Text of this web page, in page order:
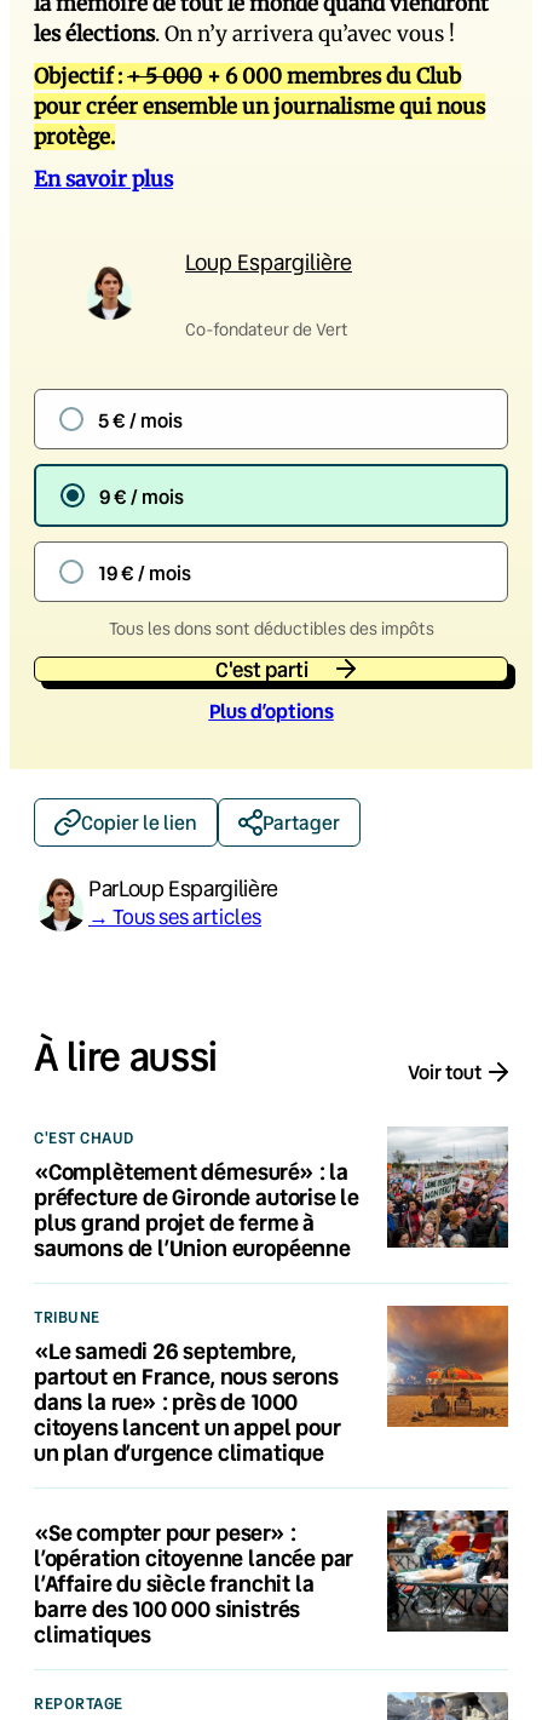
les élections. On n’y arrivera qu’avec vous !
Objectif :+ 5 000 + 6 000 membres du Club
pour créer ensemble un journalisme qui nous
protège.
En savoir plus
Loup Espargilière
Co-fondateur de Vert
5 € / mois
9 € / mois
19 € / mois
Tous les dons sont déductibles des impôts
C'est parti
Plus d’options
Copier le lien Partager
ParLoup Espargilière
→ Tous ses articles
À lire aussi Voir tout
C'EST CHAUD
«Complètement démesuré» : la
préfecture de Gironde autorise le
plus grand projet de ferme à
saumons de l’Union européenne
TRIBUNE
«Le samedi 26 septembre,
partout en France, nous serons
dans la rue» : près de 1000
citoyens lancent un appel pour
un plan d’urgence climatique
«Se compter pour peser» :
l’opération citoyenne lancée par
l’Affaire du siècle franchit la
barre des 100 000 sinistrés
climatiques
REPORTAGE